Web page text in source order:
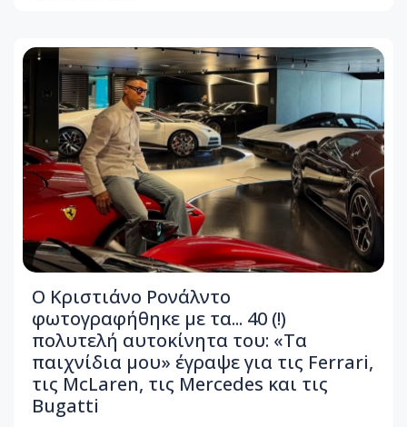
Ο Κριστιάνο Ρονάλντο
φωτογραφήθηκε με τα... 40 (!)
πολυτελή αυτοκίνητα του: «Τα
παιχνίδια μου» έγραψε για τις Ferrari,
τις McLaren, τις Mercedes και τις
Bugatti